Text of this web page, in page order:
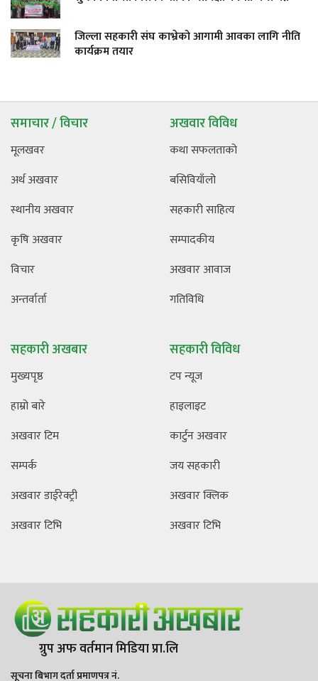
जिल्ला सहकारी संघ काभ्रेको आगामी आवका लागि नीति
कार्यक्रम तयार
समाचार / विचार
मूलखवर
अर्थ अखवार
स्थानीय अखवार
कृषि अखवार
विचार
अन्तर्वार्ता
अखवार विविध
कथा सफलताको
बसिवियाँलो
सहकारी साहित्य
सम्पादकीय
अखवार आवाज
गतिविधि
सहकारी अखबार
मुख्यपृष्ठ
हाम्रो बारे
अखवार टिम
सम्पर्क
अखवार डाईरेक्ट्री
अखवार टिभि
सहकारी विविध
टप न्यूज
हाइलाइट
कार्टुन अखवार
जय सहकारी
अखवार क्लिक
अखवार टिभि
ग्रुप अफ वर्तमान मिडिया प्रा.लि
सूचना बिभाग दर्ता प्रमाणपत्र नं.